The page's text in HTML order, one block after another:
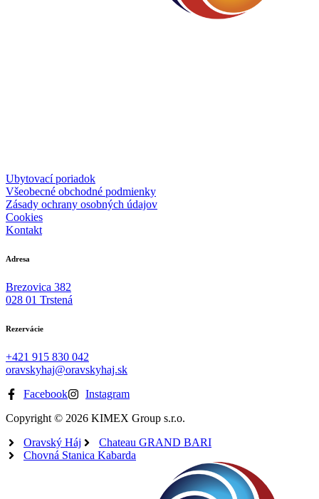
Ubytovací poriadok
Všeobecné obchodné podmienky
Zásady ochrany osobných údajov
Cookies
Kontakt
Adresa
Brezovica 382
028 01 Trstená
Rezervácie
+421 915 830 042
oravskyhaj@oravskyhaj.sk
Facebook
Instagram
Copyright © 2026 KIMEX Group s.r.o.
Oravský Háj
Chateau GRAND BARI
Chovná Stanica Kabarda